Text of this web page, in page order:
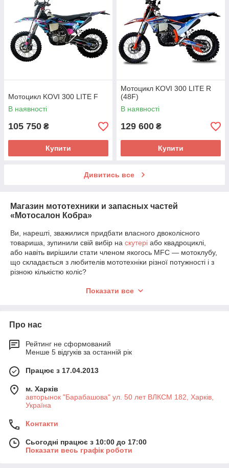
Мотоцикл KOVI 300 LITE F
В наявності
105 750 ₴
Купити
Мотоцикл KOVI 300 LITE R
(48F)
В наявності
129 600 ₴
Купити
Дивитись все
Магазин мототехники и запасных частей
«Мотосалон Кобра»
Ви, нарешті, зважилися придбати власного двоколісного
товариша, зупинили свій вибір на скутері або квадроциклі,
або навіть вирішили стати членом якогось MFC — мотоклубу,
що складається з любителів мототехніки різної потужності і з
різною кількістю коліс?
Великий асортимент мототехніки в
магазину мототехніки «Мотосалон Кобра», який знаходиться
тайваньських, індійських мотоциклів, різноманітної
мототехніки і запасних частин.
У каталозі товарів представлений великий вибір товарів:
більше 100 видів мотоциклів, мопедів, скутерів різних
моделей. А також:
електровелосипеди
―
трицикли
― запасні частини,
― силове обладнання, генератори , мотопомпи;
― широкий асортимент сільськогосподарської техніки.
Показати все
Про нас
Рейтинг не сформований
Менше 5 відгуків за останній рік
Працює з 17.04.2013
м. Харків
авторынок "Барабашова" ул. 50 лет ВЛКСМ 182, Харків,
Україна
Контакти
Сьогодні працює з 10:00 до 17:00
Показати весь графік роботи